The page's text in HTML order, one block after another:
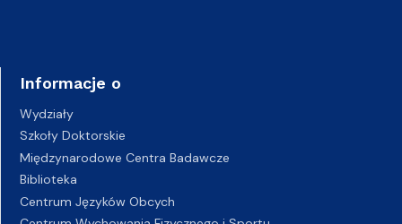
Informacje o
Wydziały
Szkoły Doktorskie
Międzynarodowe Centra Badawcze
Biblioteka
Centrum Języków Obcych